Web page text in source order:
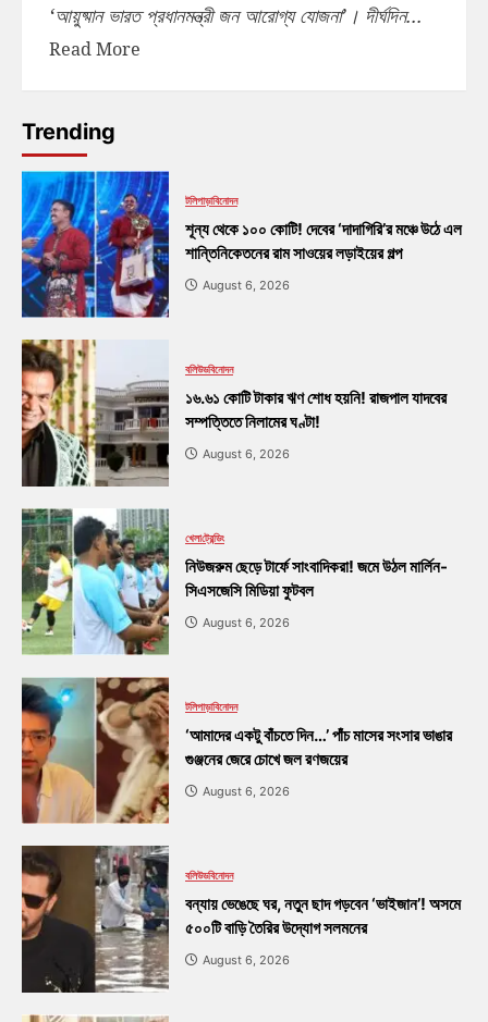
‘আয়ুষ্মান ভারত প্রধানমন্ত্রী জন আরোগ্য যোজনা’। দীর্ঘদিন...
Read More
Trending
টলিপাড়াবিনোদন
শূন্য থেকে ১০০ কোটি! দেবের ‘দাদাগিরি’র মঞ্চে উঠে এল
শান্তিনিকেতনের রাম সাওয়ের লড়াইয়ের গল্প
August 6, 2026
বলিউডবিনোদন
১৬.৬১ কোটি টাকার ঋণ শোধ হয়নি! রাজপাল যাদবের
সম্পত্তিতে নিলামের ঘণ্টা!
August 6, 2026
খেলাট্রেন্ডিং
নিউজরুম ছেড়ে টার্ফে সাংবাদিকরা! জমে উঠল মার্লিন-
সিএসজেসি মিডিয়া ফুটবল
August 6, 2026
টলিপাড়াবিনোদন
‘আমাদের একটু বাঁচতে দিন…’ পাঁচ মাসের সংসার ভাঙার
গুঞ্জনের জেরে চোখে জল রণজয়ের
August 6, 2026
বলিউডবিনোদন
বন্যায় ভেঙেছে ঘর, নতুন ছাদ গড়বেন ‘ভাইজান’! অসমে
৫০০টি বাড়ি তৈরির উদ্যোগ সলমনের
August 6, 2026